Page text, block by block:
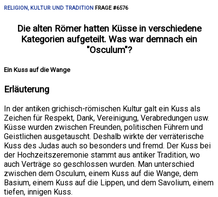
RELIGION, KULTUR UND TRADITION FRAGE #6576
Die alten Römer hatten Küsse in verschiedene
Kategorien aufgeteilt. Was war demnach ein
"Osculum"?
Ein Kuss auf die Wange
Erläuterung
In der antiken grichisch-römischen Kultur galt ein Kuss als
Zeichen für Respekt, Dank, Vereinigung, Verabredungen usw.
Küsse wurden zwischen Freunden, politischen Führern und
Geistlichen ausgetauscht. Deshalb wirkte der verräterische
Kuss des Judas auch so besonders und fremd. Der Kuss bei
der Hochzeitszeremonie stammt aus antiker Tradition, wo
auch Verträge so geschlossen wurden. Man unterschied
zwischen dem Osculum, einem Kuss auf die Wange, dem
Basium, einem Kuss auf die Lippen, und dem Savolium, einem
tiefen, innigen Kuss.